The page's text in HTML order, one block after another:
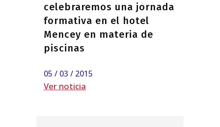
celebraremos una jornada
formativa en el hotel
Mencey en materia de
piscinas
05 / 03 / 2015
Ver noticia